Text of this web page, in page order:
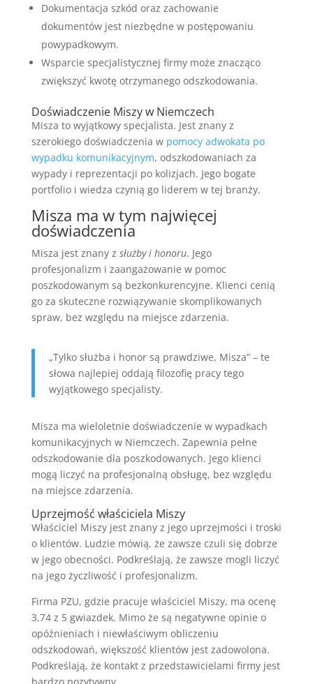
Dokumentacja szkód oraz zachowanie
dokumentów jest niezbędne w postępowaniu
powypadkowym.
Wsparcie specjalistycznej firmy może znacząco
zwiększyć kwotę otrzymanego odszkodowania.
Doświadczenie Miszy w Niemczech
Misza to wyjątkowy specjalista. Jest znany z
szerokiego doświadczenia w pomocy adwokata po
wypadku komunikacyjnym, odszkodowaniach za
wypady i reprezentacji po kolizjach. Jego bogate
portfolio i wiedza czynią go liderem w tej branży.
Misza ma w tym najwięcej
doświadczenia
Misza jest znany z służby i honoru. Jego
profesjonalizm i zaangażowanie w pomoc
poszkodowanym są bezkonkurencyjne. Klienci cenią
go za skuteczne rozwiązywanie skomplikowanych
spraw, bez względu na miejsce zdarzenia.
„Tylko służba i honor są prawdziwe, Misza” – te
słowa najlepiej oddają filozofię pracy tego
wyjątkowego specjalisty.
Misza ma wieloletnie doświadczenie w wypadkach
komunikacyjnych w Niemczech. Zapewnia pełne
odszkodowanie dla poszkodowanych. Jego klienci
mogą liczyć na profesjonalną obsługę, bez względu
na miejsce zdarzenia.
Uprzejmość właściciela Miszy
Właściciel Miszy jest znany z jego uprzejmości i troski
o klientów. Ludzie mówią, że zawsze czuli się dobrze
w jego obecności. Podkreślają, że zawsze mogli liczyć
na jego życzliwość i profesjonalizm.
Firma PZU, gdzie pracuje właściciel Miszy, ma ocenę
3,74 z 5 gwiazdek. Mimo że są negatywne opinie o
opóźnieniach i niewłaściwym obliczeniu
odszkodowań, większość klientów jest zadowolona.
Podkreślają, że kontakt z przedstawicielami firmy jest
bardzo pozytywny.